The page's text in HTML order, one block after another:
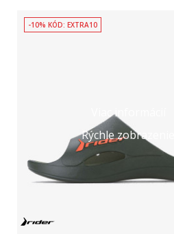
Viac informácií
Rýchle zobrazenie
-10% KÓD: EXTRA10